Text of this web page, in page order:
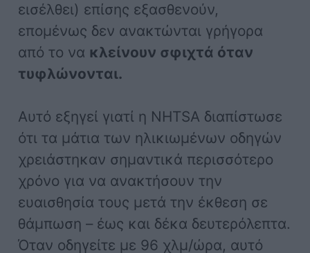
εισέλθει) επίσης εξασθενούν,
επομένως δεν ανακτώνται γρήγορα
από το να κλείνουν σφιχτά όταν
τυφλώνονται.
Αυτό εξηγεί γιατί η NHTSA διαπίστωσε
ότι τα μάτια των ηλικιωμένων οδηγών
χρειάστηκαν σημαντικά περισσότερο
χρόνο για να ανακτήσουν την
ευαισθησία τους μετά την έκθεση σε
θάμπωση – έως και δέκα δευτερόλεπτα.
Όταν οδηγείτε με 96 χλμ/ώρα, αυτό